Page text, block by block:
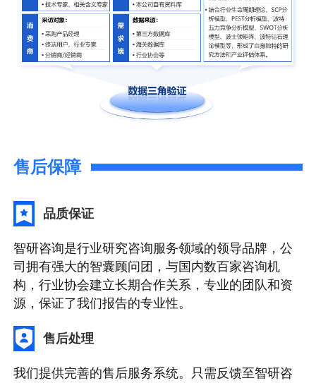
售后保障
品质保证
智研咨询是行业研究咨询服务领域的领导品牌，公
司拥有强大的智囊顾问团，与国内数百家咨询机
构，行业协会建立长期合作关系，专业的团队和资
源，保证了我们报告的专业性。
售后处理
我们提供完善的售后服务系统。只需反馈至智研咨